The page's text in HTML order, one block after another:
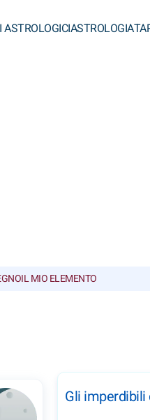
ASTROLOGICIASTROLOGIA
IL MIO ELEMENTO
Gli imperdibili